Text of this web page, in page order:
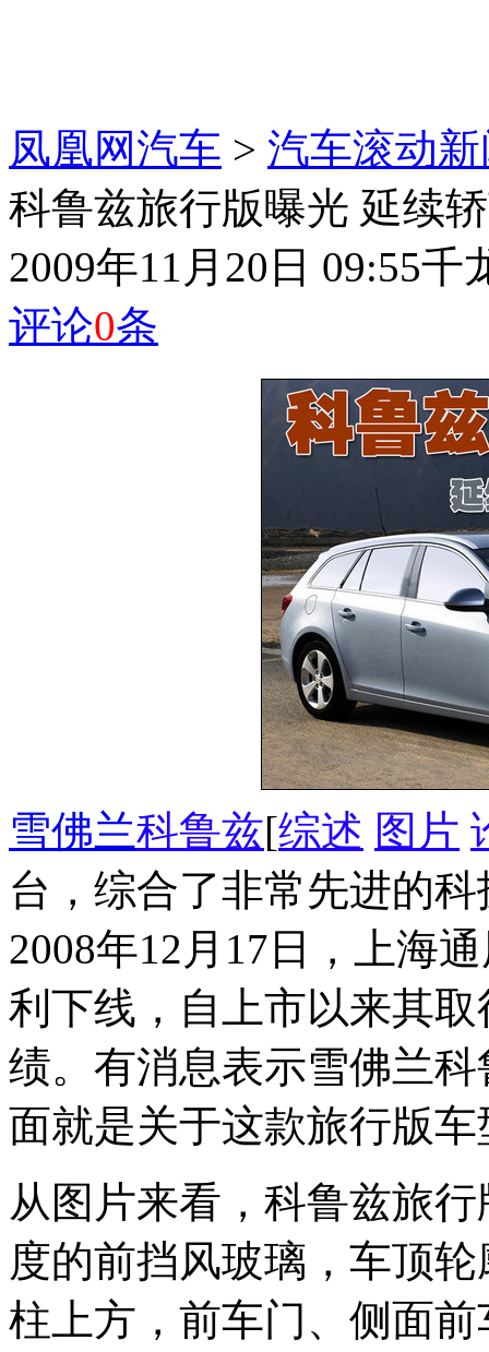
凤凰网汽车 > 汽车滚动
科鲁兹旅行版曝光 延续
2009年11月20日 09:55千
评论0条
雪佛兰科鲁兹[综述 图片
台，综合了非常先进的
2008年12月17日，上海
利下线，自上市以来其取
绩。有消息表示雪佛兰
面就是关于这款旅行版
从图片来看，科鲁兹旅
度的前挡风玻璃，车顶
柱上方，前车门、侧面